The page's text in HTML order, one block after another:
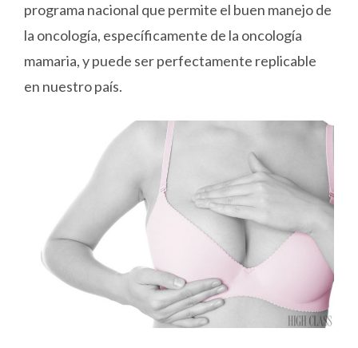
programa nacional que permite el buen manejo de
la oncología, específicamente de la oncología
mamaria, y puede ser perfectamente replicable
en nuestro país.